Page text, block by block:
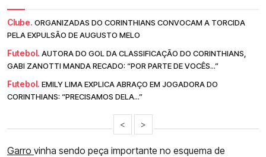
Clube. ORGANIZADAS DO CORINTHIANS CONVOCAM A TORCIDA
PELA EXPULSÃO DE AUGUSTO MELO
Futebol. AUTORA DO GOL DA CLASSIFICAÇÃO DO CORINTHIANS,
GABI ZANOTTI MANDA RECADO: “POR PARTE DE VOCÊS...”
Futebol. EMILY LIMA EXPLICA ABRAÇO EM JOGADORA DO
CORINTHIANS: “PRECISAMOS DELA...”
< >
Garro vinha sendo peça importante no esquema de